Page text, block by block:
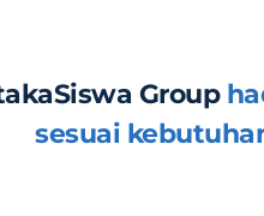
Group
sesuai